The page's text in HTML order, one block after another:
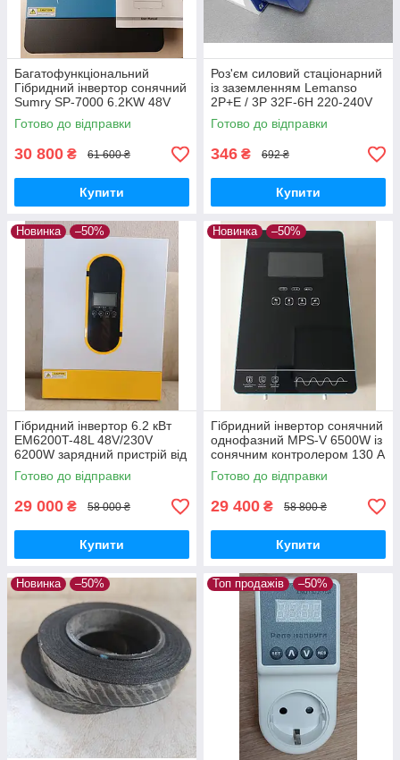
Багатофункціональний
Гібридний інвертор сонячний
Sumry SP-7000 6.2KW 48V
ефективне резервне
електропостачання для дому
Готово до відправки
30 800 ₴ 61 600 ₴
Купити
Роз'єм силовий стаціонарний
із заземленням Lemanso
2P+E / 3P 32F-6H 220-240V
IP44 комплект
Готово до відправки
346 ₴ 692 ₴
Купити
Новинка –50%
Гібридний інвертор 6.2 кВт
EM6200T-48L 48V/230V
6200W зарядний пристрій від
мережі MPPT контролер для
сонячних панелей
Готово до відправки
29 000 ₴ 58 000 ₴
Купити
Новинка –50%
Гібридний інвертор сонячний
однофазний MPS-V 6500W із
сонячним контролером 130 A
MPPT 6.5 кВт 48В скляний
сенсорний екран
Готово до відправки
29 400 ₴ 58 800 ₴
Купити
Новинка –50% Топ продажів –50%